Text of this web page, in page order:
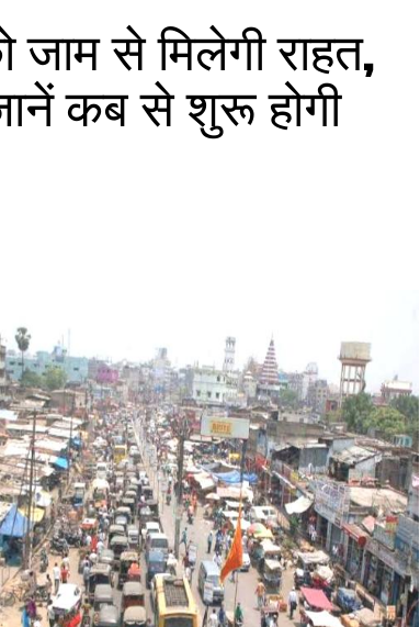
से मिलेगी राहत,
कब से शुरू होगी